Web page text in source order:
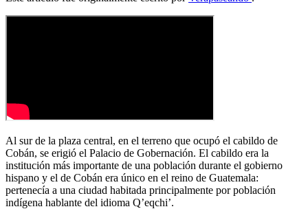
Al sur de la plaza central, en el terreno que ocupó el cabildo de
Cobán, se erigió el Palacio de Gobernación. El cabildo era la
institución más importante de una población durante el gobierno
hispano y el de Cobán era único en el reino de Guatemala:
pertenecía a una ciudad habitada principalmente por población
indígena hablante del idioma Q’eqchi’.